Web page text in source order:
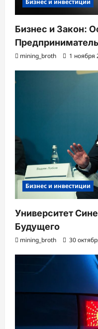
Бизнес и инвестиции
Бизнес и Закон:
mining_broth 1 ноября
Бизнес и инвестиции
Университет
Будущего
mining_broth 30